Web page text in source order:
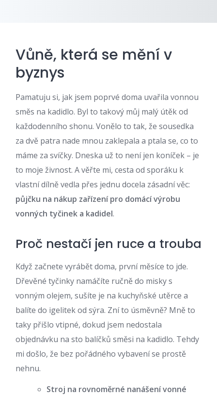
Vůně, která se mění v
byznys
Pamatuju si, jak jsem poprvé doma uvařila vonnou
směs na kadidlo. Byl to takový můj malý útěk od
každodenního shonu. Vonělo to tak, že sousedka
za dvě patra nade mnou zaklepala a ptala se, co to
máme za svíčky. Dneska už to není jen koníček – je
to moje živnost. A věřte mi, cesta od sporáku k
vlastní dílně vedla přes jednu docela zásadní věc:
půjčku na nákup zařízení pro domácí výrobu
vonných tyčinek a kadidel.
Proč nestačí jen ruce a trouba
Když začnete vyrábět doma, první měsíce to jde.
Dřevěné tyčinky namáčíte ručně do misky s
vonným olejem, sušíte je na kuchyňské utěrce a
balíte do igelitek od sýra. Zní to úsměvně? Mně to
taky přišlo vtipné, dokud jsem nedostala
objednávku na sto balíčků směsi na kadidlo. Tehdy
mi došlo, že bez pořádného vybavení se prostě
nehnu.
Stroj na rovnoměrné nanášení vonné